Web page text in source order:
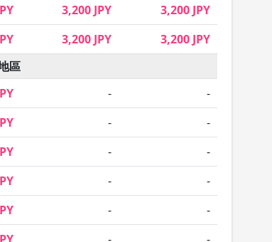
3,200 JPY
3,200 JPY
3,200 JPY
3,200 JPY
區
-
-
-
-
-
-
-
-
-
-